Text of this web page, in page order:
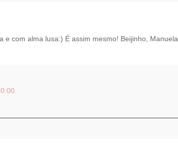
e com alma lusa:) É assim mesmo! Beijinho, Manuela